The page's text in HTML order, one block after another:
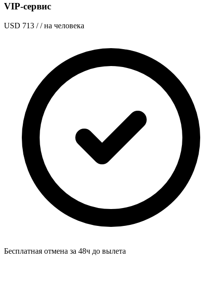
VIP-сервис
USD 713 / / на человека
Бесплатная отмена за 48ч до вылета